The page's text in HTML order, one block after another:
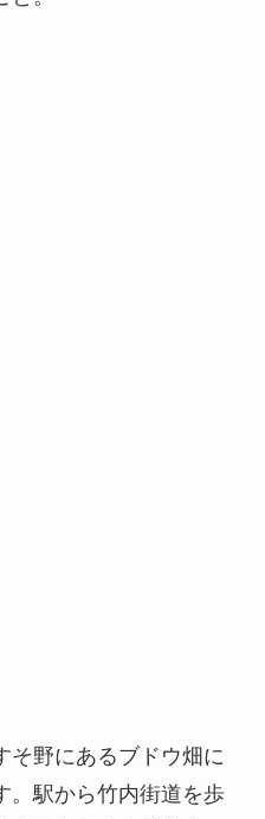
そ野にあるブドウ畑に
。駅から竹内街道を歩